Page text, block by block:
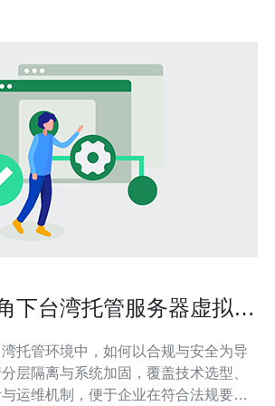
下台湾托管服务器虚拟主
托管环境中，如何以合规与安全为导
层隔离与系统加固，覆盖技术选型、
运维机制，便于企业在符合法规要求